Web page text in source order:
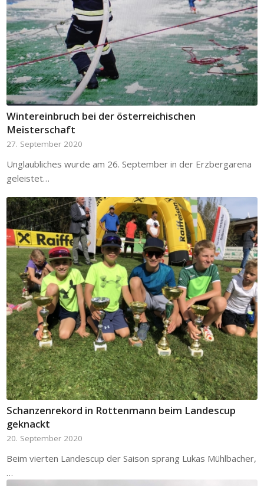
Wintereinbruch bei der österreichischen
Meisterschaft
27. September 2020
Unglaubliches wurde am 26. September in der Erzbergarena
geleistet…
Schanzenrekord in Rottenmann beim Landescup
geknackt
20. September 2020
Beim vierten Landescup der Saison sprang Lukas Mühlbacher,
…